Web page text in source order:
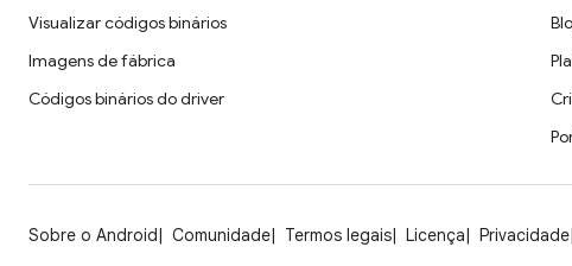
Visualizar códigos binários
Imagens de fábrica
Códigos binários do driver
Sobre o Android Comunidade Termos legais Licença Privacidade